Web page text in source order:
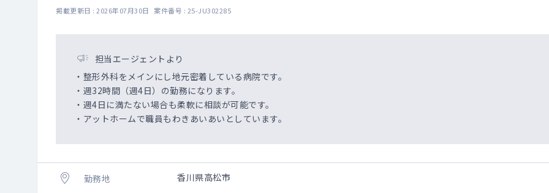
掲載更新日 : 2026年07月30日 案件番号 : 25-JU302285
担当エージェントより
・整形外科をメインにし地元密着している病院です。
・週32時間（週4日）の勤務になります。
・週4日に満たない場合も柔軟に相談が可能です。
・アットホームで職員もわきあいあいとしています。
勤務地 香川県高松市